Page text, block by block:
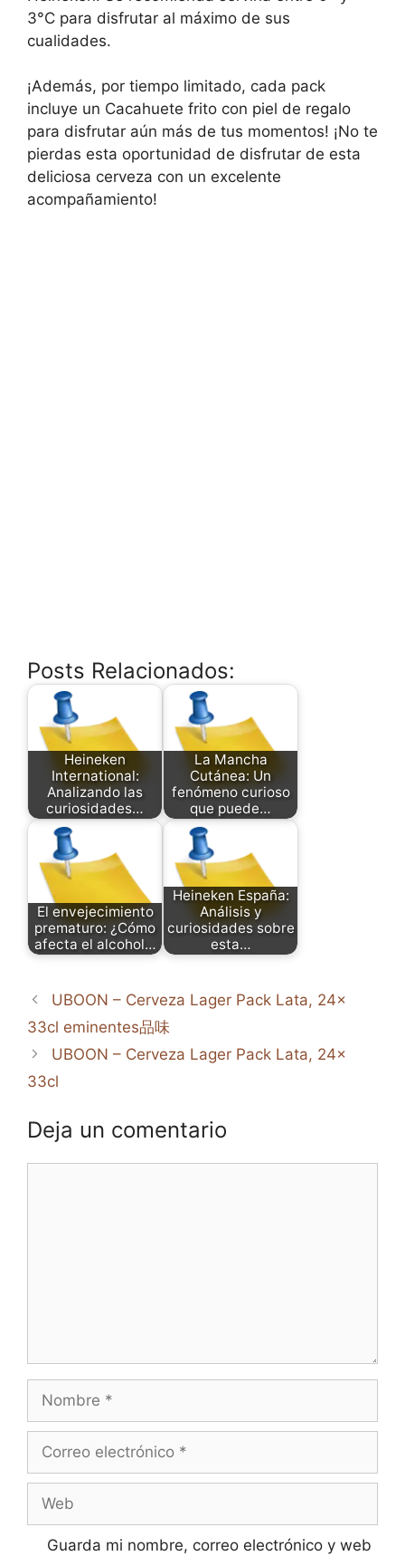
3°C para disfrutar al máximo de sus
cualidades.
¡Además, por tiempo limitado, cada pack
incluye un Cacahuete frito con piel de regalo
para disfrutar aún más de tus momentos! ¡No te
pierdas esta oportunidad de disfrutar de esta
deliciosa cerveza con un excelente
acompañamiento!
Posts Relacionados:
Heineken
International:
Analizando las
curiosidades…
La Mancha
Cutánea: Un
fenómeno curioso
que puede…
El envejecimiento
prematuro: ¿Cómo
afecta el alcohol…
Heineken España:
Análisis y
curiosidades sobre
esta…
UBOON – Cerveza Lager Pack Lata, 24x
33cl eminentes品味
UBOON – Cerveza Lager Pack Lata, 24x
33cl
Deja un comentario
Nombre
Correo
Web
Guarda mi nombre, correo electrónico y web